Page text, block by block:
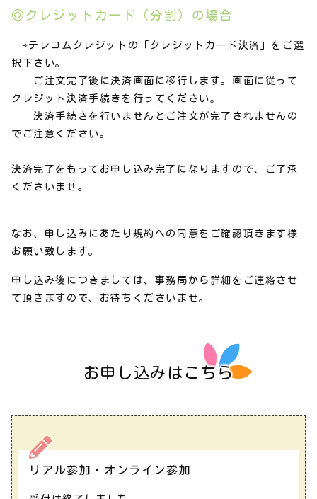
◎クレジットカード（分割）の場合
⇨テレコムクレジットの「クレジットカード決済」をご選
択下さい。
ご注文完了後に決済画面に移行します。画面に従って
クレジット決済手続きを行ってください。
決済手続きを行いませんとご注文が完了されませんの
でご注意ください。
決済完了をもってお申し込み完了になりますので、ご了承
くださいませ。
なお、申し込みにあたり規約への同意をご確認頂きます様
お願い致します。
申し込み後につきましては、事務局から詳細をご連絡させ
て頂きますので、お待ちくださいませ。
お申し込みはこちら
リアル参加・オンライン参加